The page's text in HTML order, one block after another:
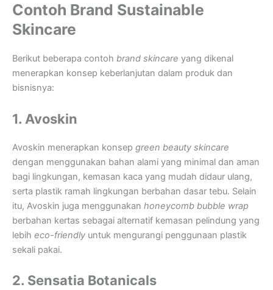
Contoh Brand Sustainable
Skincare
Berikut beberapa contoh brand skincare yang dikenal
menerapkan konsep keberlanjutan dalam produk dan
bisnisnya:
1. Avoskin
Avoskin menerapkan konsep green beauty skincare
dengan menggunakan bahan alami yang minimal dan aman
bagi lingkungan, kemasan kaca yang mudah didaur ulang,
serta plastik ramah lingkungan berbahan dasar tebu. Selain
itu, Avoskin juga menggunakan honeycomb bubble wrap
berbahan kertas sebagai alternatif kemasan pelindung yang
lebih eco-friendly untuk mengurangi penggunaan plastik
sekali pakai.
2. Sensatia Botanicals